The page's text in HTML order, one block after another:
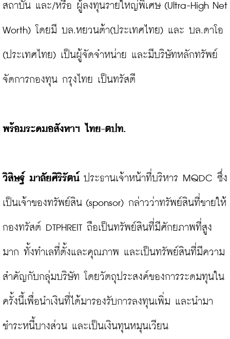
สถาบัน และ/หรือ ผู้ลงทุนรายใหญ่พิเศษ (Ultra-High Net
Worth) โดยมี บล.หยวนต้า(ประเทศไทย) และ บล.ดาโอ
(ประเทศไทย) เป็นผู้จัดจำหน่าย และมีบริษัทหลักทรัพย์
จัดการกองทุน กรุงไทย เป็นทรัสตี
พร้อมระดมอสังหาฯ ไทย-ตปท.
วิสิษฐ์ มาลัยศิริรัตน์ ประธานเจ้าหน้าที่บริหาร MQDC ซึ่ง
เป็นเจ้าของทรัพย์สิน (sponsor) กล่าวว่าทรัพย์สินที่ขายให้
กองทรัสต์ DTPHREIT ถือเป็นทรัพย์สินที่มีศักยภาพที่สูง
มาก ทั้งทำเลที่ตั้งและคุณภาพ และเป็นทรัพย์สินที่มีความ
สำคัญกับกลุ่มบริษัท โดยวัตถุประสงค์ของการระดมทุนใน
ครั้งนี้เพื่อนำเงินที่ได้มารองรับการลงทุนเพิ่ม และนำมา
ชำระหนี้บางส่วน และเป็นเงินทุนหมุนเวียน